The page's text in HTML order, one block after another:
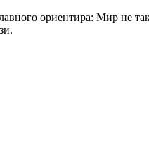
ориентира: Мир не